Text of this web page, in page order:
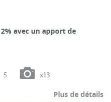
avec un apport de
5 x13
Plus de détails